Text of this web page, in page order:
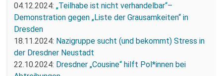
04.12.2024: „Teilhabe ist nicht verhandelbar“–
Demonstration gegen „Liste der Grausamkeiten“ in
Dresden
18.11.2024: Nazigruppe sucht (und bekommt) Stress in
der Dresdner Neustadt
22.10.2024: Dresdner „Cousine“ hilft Pol*innen bei